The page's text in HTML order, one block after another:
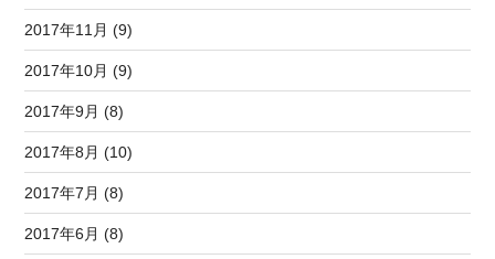
2017年11月 (9)
2017年10月 (9)
2017年9月 (8)
2017年8月 (10)
2017年7月 (8)
2017年6月 (8)